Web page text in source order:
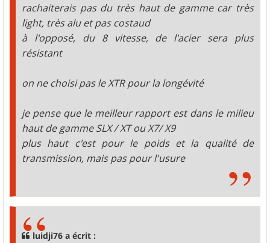
rachaiterais pas du très haut de gamme car très
light, très alu et pas costaud
à l'opposé, du 8 vitesse, de l'acier sera plus
résistant
on ne choisi pas le XTR pour la longévité
je pense que le meilleur rapport est dans le milieu
haut de gamme SLX / XT ou X7/ X9
plus haut c'est pour le poids et la qualité de
transmission, mais pas pour l'usure
luidji76 a écrit :